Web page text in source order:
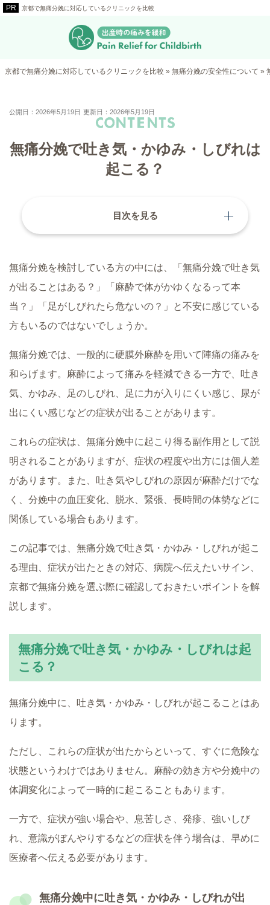
京都で無痛分娩に対応しているクリニックを比較
京都で無痛分娩に対応しているクリニックを比較 » 無痛分娩の安全性について »
公開日：2026年5月19日 更新日：2026年5月19日
無痛分娩で吐き気・かゆみ・しびれは
起こる？
目次を見る
無痛分娩を検討している方の中には、「無痛分娩で吐き気
が出ることはある？」「麻酔で体がかゆくなるって本
当？」「足がしびれたら危ないの？」と不安に感じている
方もいるのではないでしょうか。
無痛分娩では、一般的に硬膜外麻酔を用いて陣痛の痛みを
和らげます。麻酔によって痛みを軽減できる一方で、吐き
気、かゆみ、足のしびれ、足に力が入りにくい感じ、尿が
出にくい感じなどの症状が出ることがあります。
これらの症状は、無痛分娩中に起こり得る副作用として説
明されることがありますが、症状の程度や出方には個人差
があります。また、吐き気やしびれの原因が麻酔だけでな
く、分娩中の血圧変化、脱水、緊張、長時間の体勢などに
関係している場合もあります。
この記事では、無痛分娩で吐き気・かゆみ・しびれが起こ
る理由、症状が出たときの対応、病院へ伝えたいサイン、
京都で無痛分娩を選ぶ際に確認しておきたいポイントを解
説します。
無痛分娩で吐き気・かゆみ・しびれは起
こる？
無痛分娩中に、吐き気・かゆみ・しびれが起こることはあ
ります。
ただし、これらの症状が出たからといって、すぐに危険な
状態というわけではありません。麻酔の効き方や分娩中の
体調変化によって一時的に起こることもあります。
一方で、症状が強い場合や、息苦しさ、発疹、強いしび
れ、意識がぼんやりするなどの症状を伴う場合は、早めに
医療者へ伝える必要があります。
無痛分娩中に吐き気・かゆみ・しびれが出